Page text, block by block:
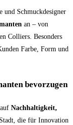
Schmuckdesigner
an – von
Colliers. Besonders
Farbe, Form und
bevorzugen
Nachhaltigkeit,
die für Innovation